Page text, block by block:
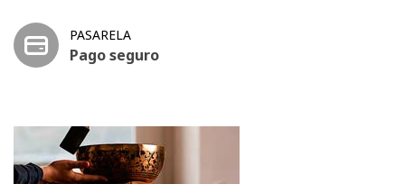
PASARELA
Pago seguro